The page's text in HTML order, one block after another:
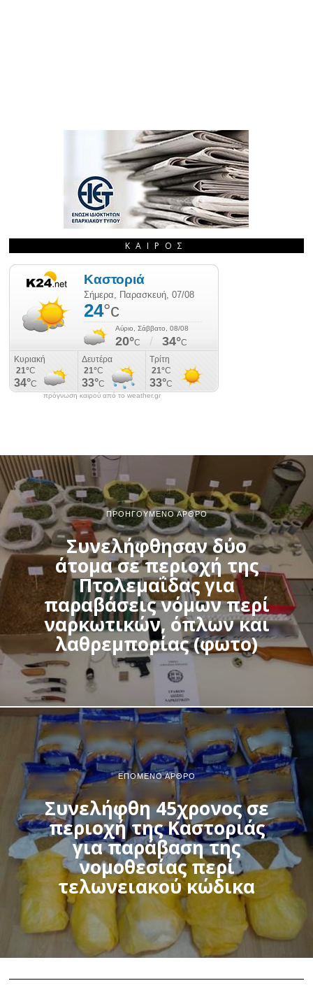
ΚΑΙΡΌΣ
πρόγνωση καιρού από το weather.gr
ΠΡΟΗΓΟΎΜΕΝΟ ΆΡΘΡΟ
Συνελήφθησαν δύο
άτομα σε περιοχή της
Πτολεμαΐδας για
παραβάσεις νόμων περί
ναρκωτικών, όπλων και
λαθρεμπορίας (φωτο)
ΕΠΌΜΕΝΟ ΆΡΘΡΟ
Συνελήφθη 45χρονος σε
περιοχή της Καστοριάς
για παράβαση της
νομοθεσίας περί
τελωνειακού κώδικα